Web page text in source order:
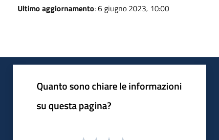
Ultimo aggiornamento: 6 giugno 2023, 10:00
Quanto sono chiare le informazioni
su questa pagina?